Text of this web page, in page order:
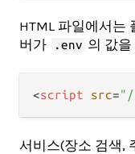
HTML 파일에서는
버가
.env 의 값
<script src=
서비스(장소 검색,